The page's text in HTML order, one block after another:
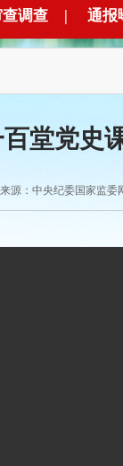
调查 | 通报
百堂党史
来源：中央纪委国家监